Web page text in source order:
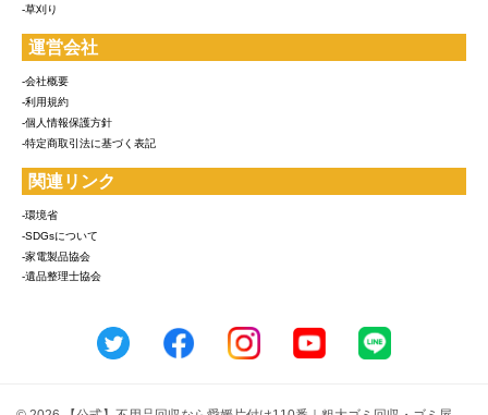
-草刈り
運営会社
-会社概要
-利用規約
-個人情報保護方針
-特定商取引法に基づく表記
関連リンク
-環境省
-SDGsについて
-家電製品協会
-遺品整理士協会